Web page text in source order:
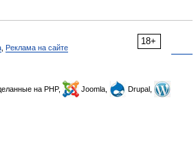
18+
Реклама на сайте
на PHP, Joomla,
Drupal,